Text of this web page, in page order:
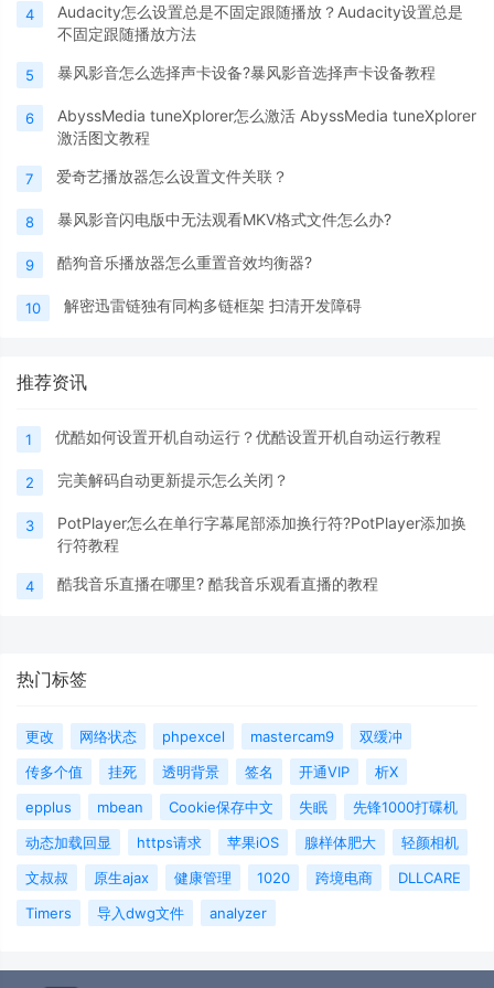
4
Audacity怎么设置总是不固定跟随播放？Audacity设置总是
不固定跟随播放方法
5 暴风影音怎么选择声卡设备?暴风影音选择声卡设备教程
6
AbyssMedia tuneXplorer怎么激活 AbyssMedia tuneXplorer
激活图文教程
7 爱奇艺播放器怎么设置文件关联？
8 暴风影音闪电版中无法观看MKV格式文件怎么办?
9 酷狗音乐播放器怎么重置音效均衡器?
10 解密迅雷链独有同构多链框架 扫清开发障碍
推荐资讯
1 优酷如何设置开机自动运行？优酷设置开机自动运行教程
2 完美解码自动更新提示怎么关闭？
3
PotPlayer怎么在单行字幕尾部添加换行符?PotPlayer添加换
行符教程
4 酷我音乐直播在哪里? 酷我音乐观看直播的教程
热门标签
更改 网络状态 phpexcel mastercam9
双缓冲
传多个值
挂死 透明背景 签名 开通VIP
析X
epplus
mbean Cookie保存中文 失眠
先锋1000打碟机
动态加载回显
https请求 苹果iOS 腺样体肥大
轻颜相机
文叔叔
原生ajax 健康管理 1020 跨境电商
DLLCARE
Timers
导入dwg文件 analyzer